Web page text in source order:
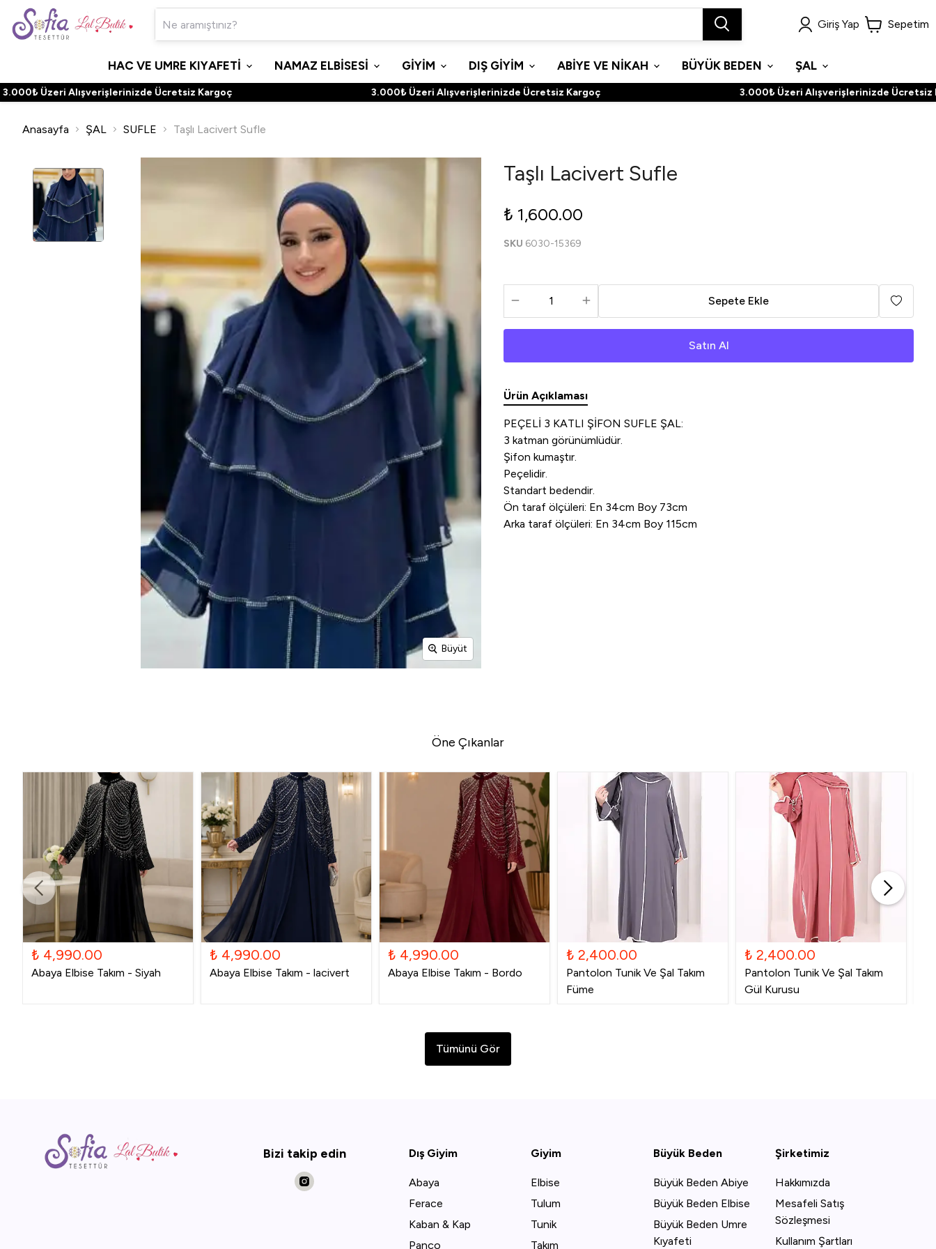
Giriş Yap Sepetim
HAC VE UMRE KIYAFETİ NAMAZ ELBİSESİ GİYİM DIŞ GİYİM ABİYE VE NİKAH BÜYÜK BEDEN ŞAL
Üzeri Alışverişlerinizde Ücretsiz Kargoç 3.000₺ Üzeri Alışverişlerinizde Ücretsiz Kargoç 3.000₺ Üzeri Alışverişlerinizde Ücretsiz
Anasayfa ŞAL SUFLE Taşlı Lacivert Sufle
Büyüt
Taşlı Lacivert Sufle
₺ 1,600.00
SKU 6030-15369
Sepete Ekle
Satın Al
Ürün Açıklaması
PEÇELİ 3 KATLI ŞİFON SUFLE ŞAL:
3 katman görünümlüdür.
Şifon kumaştır.
Peçelidir.
Standart bedendir.
Ön taraf ölçüleri: En 34cm Boy 73cm
Arka taraf ölçüleri: En 34cm Boy 115cm
Öne Çıkanlar
₺ 4,990.00
Abaya Elbise Takım - Siyah
₺ 4,990.00
Abaya Elbise Takım - lacivert
₺ 4,990.00
Abaya Elbise Takım - Bordo
₺ 2,400.00
Pantolon Tunik Ve Şal Takım
Füme
₺ 2,400.00
Pantolon Tunik Ve Şal Takım
Gül Kurusu
Tümünü Gör
Bizi takip edin Dış Giyim
Abaya
Ferace
Kaban & Kap
Panço
Giyim
Elbise
Tulum
Tunik
Takım
Büyük Beden
Büyük Beden Abiye
Büyük Beden Elbise
Büyük Beden Umre
Kıyafeti
Şirketimiz
Hakkımızda
Mesafeli Satış
Sözleşmesi
Kullanım Şartları